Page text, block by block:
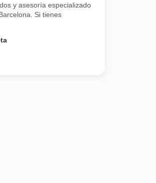
y asesoría especializado
Si tienes